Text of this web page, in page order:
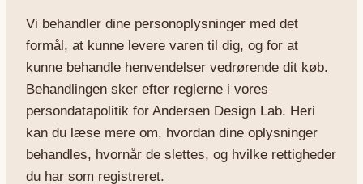
Vi behandler dine personoplysninger med det
formål, at kunne levere varen til dig, og for at
kunne behandle henvendelser vedrørende dit køb.
Behandlingen sker efter reglerne i vores
persondatapolitik for Andersen Design Lab. Heri
kan du læse mere om, hvordan dine oplysninger
behandles, hvornår de slettes, og hvilke rettigheder
du har som registreret.